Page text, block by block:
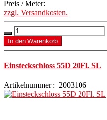
Preis / Meter:
zzgl. Versandkosten.
Einsteckschloss 55D 20Fl. SL
Artikelnummer : 2003106